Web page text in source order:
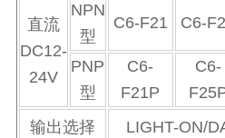
直流
DC12-
24V
NPN
型
C6-F21 C6-
PNP
型
C6-
F21P
C6-
输出选择
LIGHT-ON/